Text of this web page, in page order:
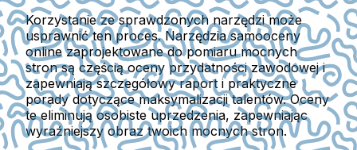
Korzystanie ze sprawdzonych narzędzi może
usprawnić ten proces. Narzędzia samooceny
online zaprojektowane do pomiaru mocnych
stron są częścią oceny przydatności zawodowej i
zapewniają szczegółowy raport i praktyczne
porady dotyczące maksymalizacji talentów. Oceny
te eliminują osobiste uprzedzenia, zapewniając
wyraźniejszy obraz twoich mocnych stron.